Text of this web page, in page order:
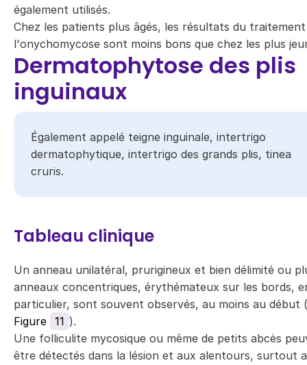
également utilisés.
Chez les patients plus âgés, les résultats du
l'onychomycose sont moins bons que chez les plus
Dermatophytose des plis
inguinaux
​Également appelé teigne inguinale, intertrigo
dermatophytique, intertrigo des grands plis​, tinea
cruris​.
Tableau clinique
Un anneau unilatéral, prurigineux et bien délimité ou
anneaux concentriques, érythémateux sur les bords,
particulier, sont souvent observés, au moins au début
Figure 11 ).
Une folliculite mycosique ou même de petits abcès
être détectés dans la lésion et aux alentours, surtout